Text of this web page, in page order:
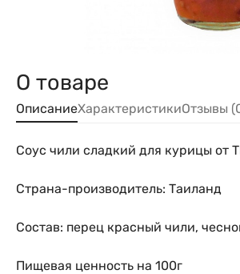
О товаре
ОписаниеХарактеристикиОтзывы
Соус чили сладкий для курицы от
Страна-производитель: Таиланд
Состав: перец красный чили,
Пищевая ценность на 100г